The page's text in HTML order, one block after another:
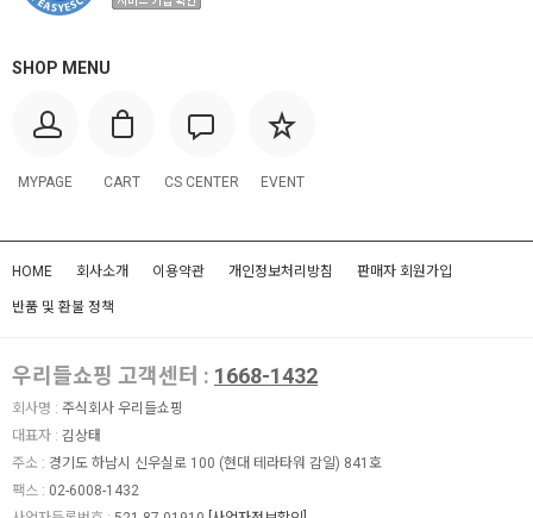
SHOP MENU
MYPAGE CART CS CENTER EVENT
HOME 회사소개 이용약관 개인정보처리방침 판매자 회원가입
반품 및 환불 정책
우리들쇼핑 고객센터 : 1668-1432
회사명 : 주식회사 우리들쇼핑
대표자 : 김상태
주소 : 경기도 하남시 신우실로 100 (현대 테라타워 감일) 841호
팩스 : 02-6008-1432